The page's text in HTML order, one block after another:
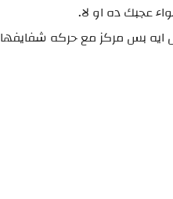
عجبك ده او لا.
بس مركز مع حركه شفايفها